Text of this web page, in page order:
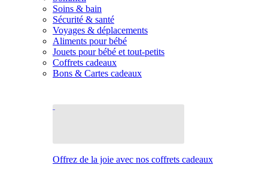
Soins & bain
Sécurité & santé
Voyages & déplacements
Aliments pour bébé
Jouets pour bébé et tout-petits
Coffrets cadeaux
Bons & Cartes cadeaux
Offrez de la joie avec nos coffrets cadeaux